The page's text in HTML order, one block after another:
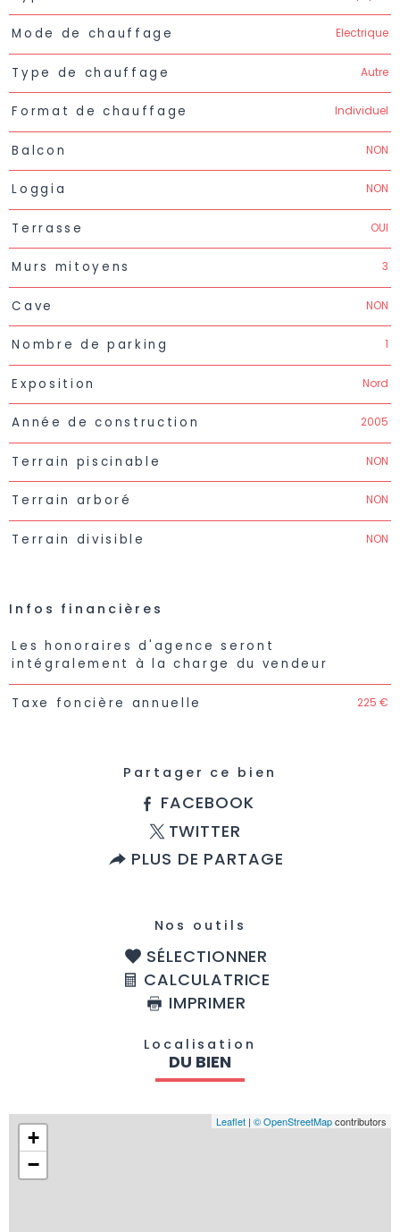
Mode de chauffage Electrique
Type de chauffage Autre
Format de chauffage Individuel
Balcon NON
Loggia NON
Terrasse OUI
Murs mitoyens 3
Cave NON
Nombre de parking 1
Exposition Nord
Année de construction 2005
Terrain piscinable NON
Terrain arboré NON
Terrain divisible NON
Infos financières
Caractéristiques Valeurs
Les honoraires d'agence seront
intégralement à la charge du vendeur
Taxe foncière annuelle 225 €
Partager ce bien
FACEBOOK
TWITTER
PLUS DE PARTAGE
Nos outils
SÉLECTIONNER
CALCULATRICE
IMPRIMER
Localisation
DU BIEN
+
−
Leaflet | © OpenStreetMapcontributors